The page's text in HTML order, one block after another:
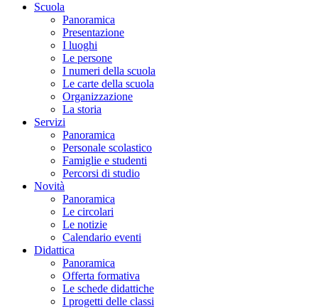
Scuola
Panoramica
Presentazione
I luoghi
Le persone
I numeri della scuola
Le carte della scuola
Organizzazione
La storia
Servizi
Panoramica
Personale scolastico
Famiglie e studenti
Percorsi di studio
Novità
Panoramica
Le circolari
Le notizie
Calendario eventi
Didattica
Panoramica
Offerta formativa
Le schede didattiche
I progetti delle classi